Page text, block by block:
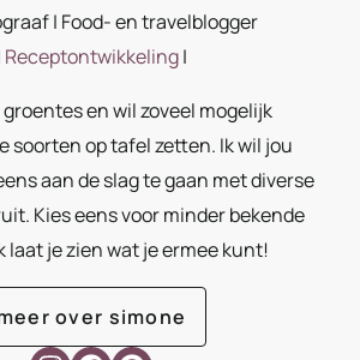
| Food- en travelblogger
Receptontwikkeling|
en wil zoveel mogelijk
soorten op tafel zetten. Ik wil jou
aan de slag te gaan met diverse
Kies eens voor minder bekende
laat je zien wat je ermee kunt!
over simone